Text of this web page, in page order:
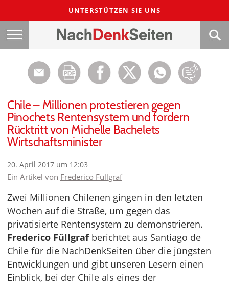
UNTERSTÜTZEN SIE UNS
Chile – Millionen protestieren gegen
Pinochets Rentensystem und fordern
Rücktritt von Michelle Bachelets
Wirtschaftsminister
20. April 2017 um 12:03
Ein Artikel von Frederico Füllgraf
Zwei Millionen Chilenen gingen in den letzten
Wochen auf die Straße, um gegen das
privatisierte Rentensystem zu demonstrieren.
Frederico Füllgrafberichtet aus Santiago de
Chile für die NachDenkSeiten über die jüngsten
Entwicklungen und gibt unseren Lesern einen
Einblick, bei der Chile als eines der